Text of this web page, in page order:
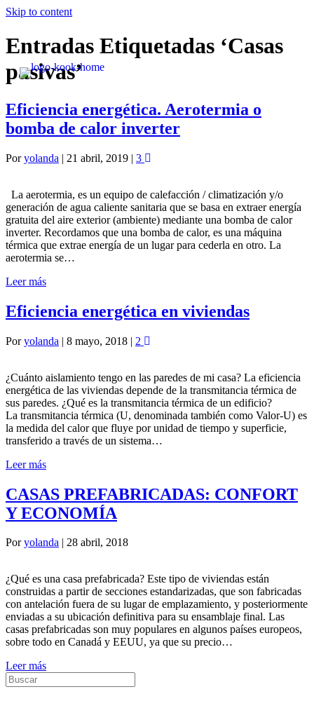
Skip to content
Entradas Etiquetadas ‘Casas
pasivas’
Eficiencia energética. Aerotermia o
bomba de calor inverter
Poryolanda | 21 abril, 2019 | 3
La aerotermia, es un equipo de calefacción / climatización y/o
generación de agua caliente sanitaria que se basa en extraer energía
gratuita del aire exterior (ambiente) mediante una bomba de calor
inverter. Recordamos que una bomba de calor, es una máquina
térmica que extrae energía de un lugar para cederla en otro. La
aerotermia se…
Leer más
Eficiencia energética en viviendas
Poryolanda | 8 mayo, 2018 | 2
¿Cuánto aislamiento tengo en las paredes de mi casa? La eficiencia
energética de las viviendas depende de la transmitancia térmica de
sus paredes. ¿Qué es la transmitancia térmica de un edificio?
La transmitancia térmica (U, denominada también como Valor-U) es
la medida del calor que fluye por unidad de tiempo y superficie,
transferido a través de un sistema…
Leer más
CASAS PREFABRICADAS: CONFORT
Y ECONOMÍA
Poryolanda | 28 abril, 2018
¿Qué es una casa prefabricada? Este tipo de viviendas están
construidas a partir de secciones estandarizadas, que son fabricadas
con antelación fuera de su lugar de emplazamiento, y posteriormente
enviadas a su ubicación definitiva para su ensamblaje final. Las
casas prefabricadas son muy populares en algunos países europeos,
sobre todo en Canadá y EEUU, ya que su precio…
Leer más